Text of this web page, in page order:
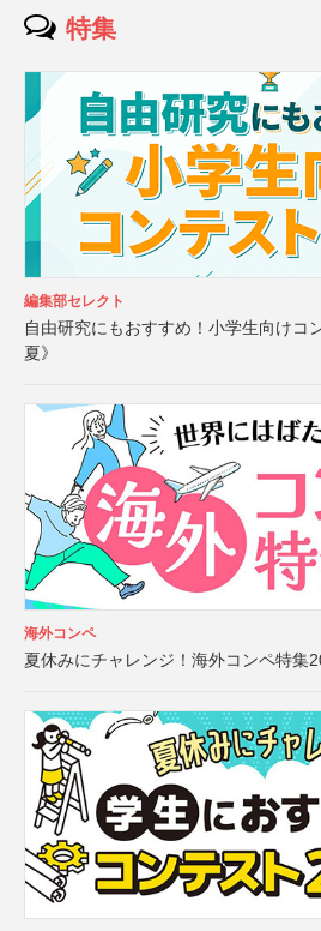
特集
編集部セレクト
自由研究にもおすすめ！小学生向けコ
夏》
海外コンペ
夏休みにチャレンジ！海外コンペ特集